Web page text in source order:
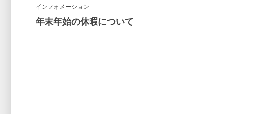
インフォメーション
年末年始の休暇について